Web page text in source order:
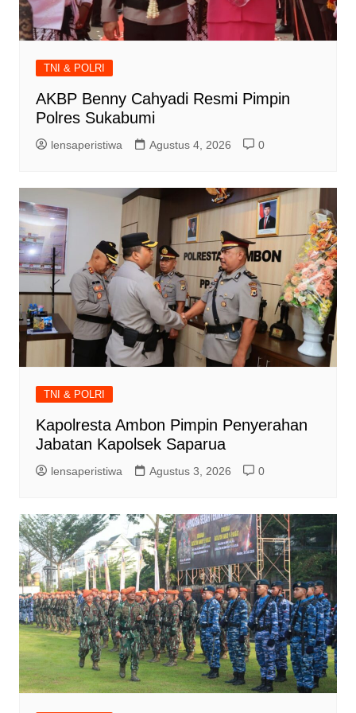
TNI & POLRI
AKBP Benny Cahyadi Resmi Pimpin
Polres Sukabumi
lensaperistiwa Agustus 4, 2026 0
TNI & POLRI
Kapolresta Ambon Pimpin Penyerahan
Jabatan Kapolsek Saparua
lensaperistiwa Agustus 3, 2026 0